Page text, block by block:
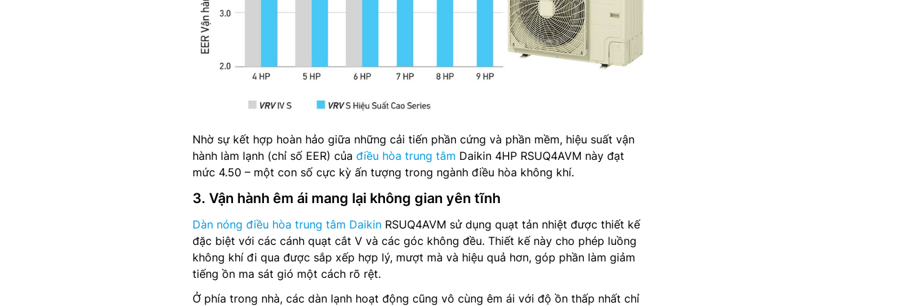
Nhờ sự kết hợp hoàn hảo giữa những cải tiến phần cứng và phần mềm, hiệu suất vận
hành làm lạnh (chỉ số EER) của điều hòa trung tâm Daikin 4HP RSUQ4AVM này đạt
mức 4.50 – một con số cực kỳ ấn tượng trong ngành điều hòa không khí.
3. Vận hành êm ái mang lại không gian yên tĩnh
Dàn nóng điều hòa trung tâm Daikin RSUQ4AVM sử dụng quạt tản nhiệt được thiết kế
đặc biệt với các cánh quạt cắt V và các góc không đều. Thiết kế này cho phép luồng
không khí đi qua được sắp xếp hợp lý, mượt mà và hiệu quả hơn, góp phần làm giảm
tiếng ồn ma sát gió một cách rõ rệt.
Ở phía trong nhà, các dàn lạnh hoạt động cũng vô cùng êm ái với độ ồn thấp nhất chỉ